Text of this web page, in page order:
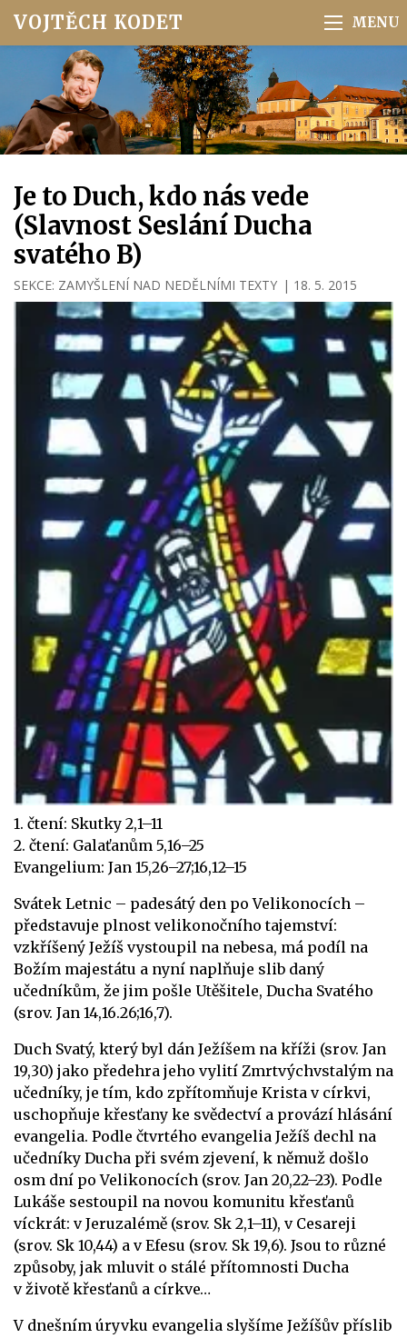
VOJTĚCH KODET
Je to Duch, kdo nás vede
(Slavnost Seslání Ducha
svatého B)
SEKCE: ZAMYŠLENÍ NAD NEDĚLNÍMI TEXTY | 18. 5. 2015
1. čtení: Skutky 2,1–11
2. čtení: Galaťanům 5,16–25
Evangelium: Jan 15,26–27;16,12–15
Svátek Letnic – padesátý den po Velikonocích –
představuje plnost velikonočního tajemství:
vzkříšený Ježíš vystoupil na nebesa, má podíl na
Božím majestátu a nyní naplňuje slib daný
učedníkům, že jim pošle Utěšitele, Ducha Svatého
(srov. Jan 14,16.26;16,7).
Duch Svatý, který byl dán Ježíšem na kříži (srov. Jan
19,30) jako předehra jeho vylití Zmrtvýchvstalým na
učedníky, je tím, kdo zpřítomňuje Krista v církvi,
uschopňuje křesťany ke svědectví a provází hlásání
evangelia. Podle čtvrtého evangelia Ježíš dechl na
učedníky Ducha při svém zjevení, k němuž došlo
osm dní po Velikonocích (srov. Jan 20,22–23). Podle
Lukáše sestoupil na novou komunitu křesťanů
víckrát: v Jeruzalémě (srov. Sk 2,1–11), v Cesareji
(srov. Sk 10,44) a v Efesu (srov. Sk 19,6). Jsou to různé
způsoby, jak mluvit o stálé přítomnosti Ducha
v životě křesťanů a církve…
V dnešním úryvku evangelia slyšíme Ježíšův příslib